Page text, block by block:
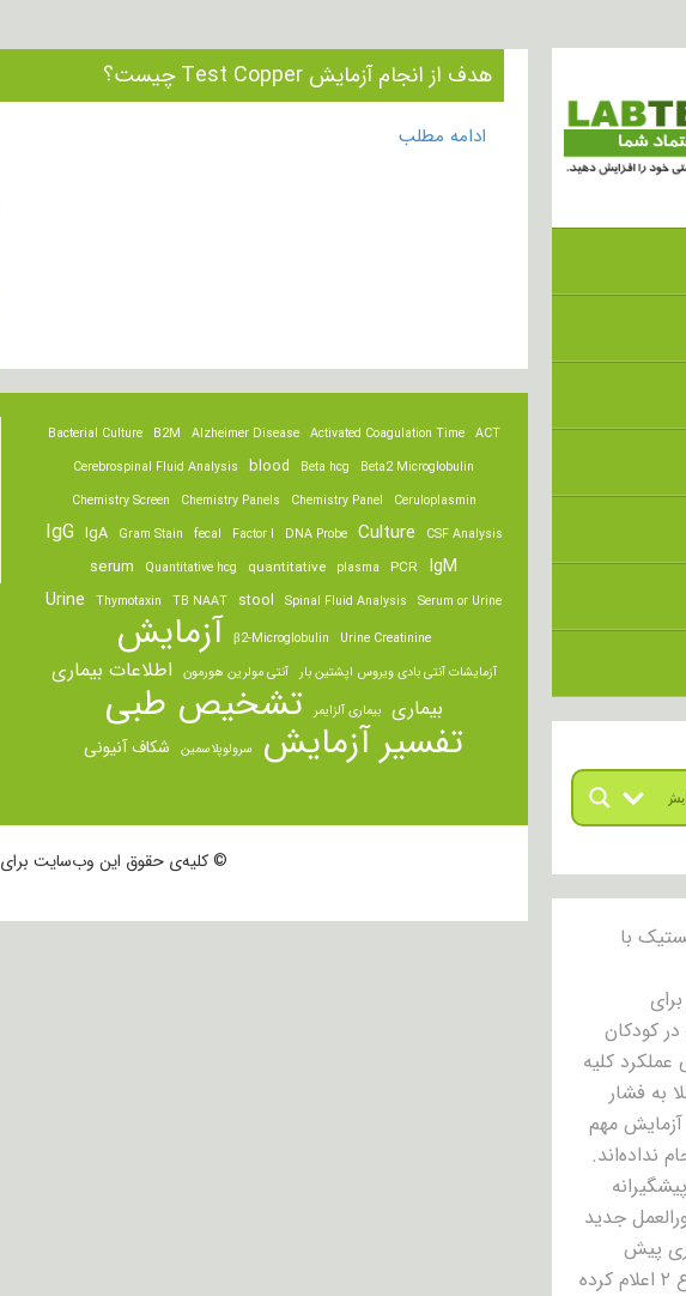
با
کودکان
عملکرد کلیه
به فشار
آزمایش مهم
نداده‌اند.
جدید
پیش
دیابت و دیابت نوع ۲ اعلام کرده
هدف از انجام آزمایش Test Copper چیست؟
ادامه مطلب
ACT
Activated Coagulation Time
Alzheimer Disease
B2M
Bacterial Culture
Beta2 Microglobulin
Beta hcg
blood
Cerebrospinal Fluid Analysis
Ceruloplasmin
Chemistry Panel
Chemistry Panels
Chemistry Screen
CSF Analysis
Culture
DNA Probe
Factor I
fecal
Gram Stain
IgA
IgG
IgM
PCR
plasma
quantitative
Quantitative hcg
serum
Serum or Urine
Spinal Fluid Analysis
stool
TB NAAT
Thymotaxin
Urine
Urine Creatinine
β2-Microglobulin آزمایش
آزمایشات آنتی بادی ویروس اپشتین بار آنتی مولرین هورمون اطلاعات بیماری
بیماری بیماری آلزایمر تشخیص طبی
تفسیر آزمایش سرولوپلاسمین شکاف آنیونی
© کلیه‌ی حقوق این وب‌سایت برای LabTests.ir محفوظ است.